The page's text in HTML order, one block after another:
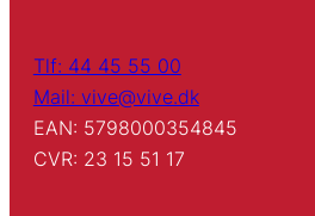
Tlf: 44 45 55 00
Mail: vive@vive.dk
EAN: 5798000354845
CVR: 23 15 51 17